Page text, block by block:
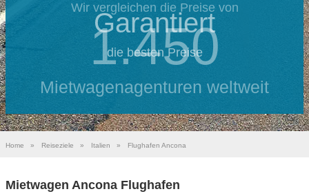
Wir vergleichen die Preise von
1.450
Mietwagenagenturen weltweit
Garantiert
die besten Preise
Home » Reiseziele » Italien » Flughafen Ancona
Mietwagen Ancona Flughafen